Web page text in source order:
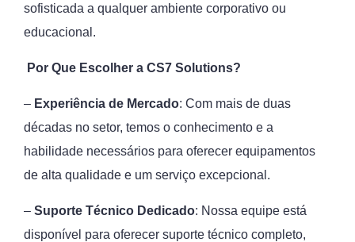
sofisticada a qualquer ambiente corporativo ou
educacional.
Por Que Escolher a CS7 Solutions?
– Experiência de Mercado: Com mais de duas
décadas no setor, temos o conhecimento e a
habilidade necessários para oferecer equipamentos
de alta qualidade e um serviço excepcional.
– Suporte Técnico Dedicado: Nossa equipe está
disponível para oferecer suporte técnico completo,